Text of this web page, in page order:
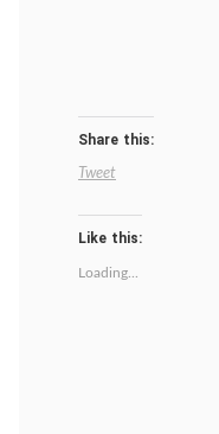
Share this:
Tweet
Like this:
Loading...